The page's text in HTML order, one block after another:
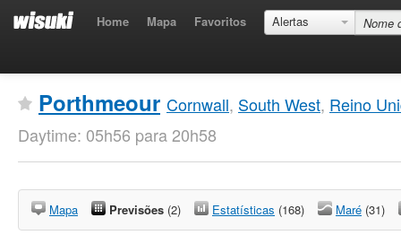
Home Mapa Favoritos Alertas
Porthmeour Cornwall, South West, Reino
Daytime: 05h56 para 20h58
Mapa Previsões (2) Estatísticas (168) Maré (31)